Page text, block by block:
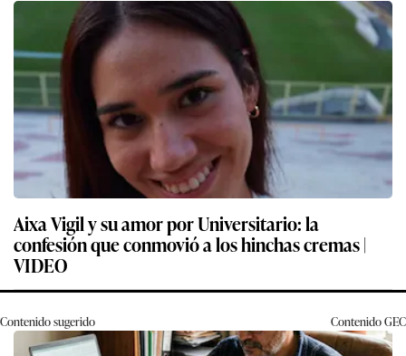
Aixa Vigil y su amor por Universitario: la
confesión que conmovió a los hinchas cremas |
VIDEO
Contenido sugerido ContenidoGEC